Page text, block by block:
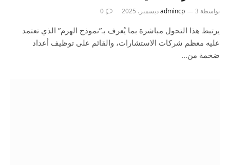
بواسطة admincp 3 ديسمبر، 2025 0
يرتبط هذا التحول مباشرة بما يُعرف بـ”نموذج الهرم” الذي تعتمد
عليه معظم شركات الاستشارات، والقائم على توظيف أعداد
ضخمة من…